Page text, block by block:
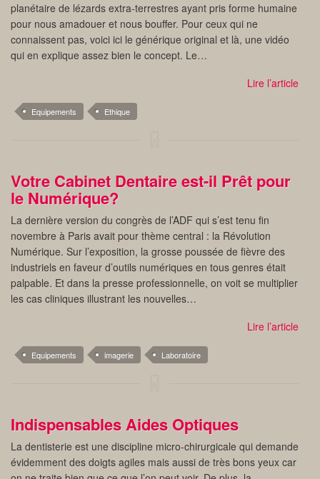
planétaire de lézards extra-terrestres ayant pris forme humaine
pour nous amadouer et nous bouffer. Pour ceux qui ne
connaissent pas, voici ici le générique original et là, une vidéo
qui en explique assez bien le concept. Le…
Lire l’article
Equipements Ethique
Votre Cabinet Dentaire est-il Prêt pour
le Numérique?
La dernière version du congrès de l’ADF qui s’est tenu fin
novembre à Paris avait pour thème central : la Révolution
Numérique. Sur l’exposition, la grosse poussée de fièvre des
industriels en faveur d’outils numériques en tous genres était
palpable. Et dans la presse professionnelle, on voit se multiplier
les cas cliniques illustrant les nouvelles…
Lire l’article
Equipements imagerie Laboratoire
Indispensables Aides Optiques
La dentisterie est une discipline micro-chirurgicale qui demande
évidemment des doigts agiles mais aussi de très bons yeux car